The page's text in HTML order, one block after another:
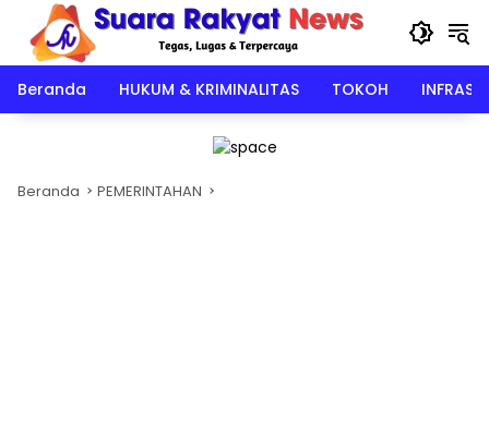
Langsung
konten
Beranda
HUKUM & KRIMINALITAS TOKOH
Beranda PEMERINTAHAN